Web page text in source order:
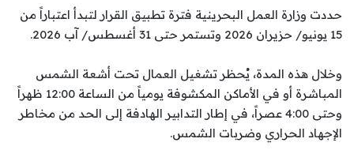
حددت وزارة العمل البحرينية فترة تطبيق القرار لتبدأ اعتباراً من
15 يونيو/ حزيران 2026 وتستمر حتى 31 أغسطس/ آب 2026.
وخلال هذه المدة، يُحظر تشغيل العمال تحت أشعة الشمس
المباشرة أو في الأماكن المكشوفة يومياً من الساعة 12:00 ظهراً
وحتى 4:00 عصراً، في إطار التدابير الهادفة إلى الحد من مخاطر
الإجهاد الحراري وضربات الشمس.